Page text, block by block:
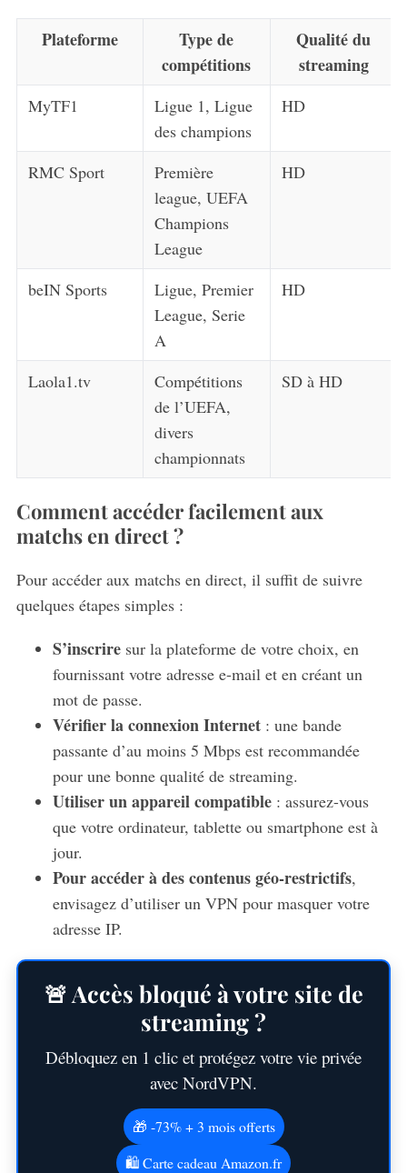
Plateforme
Type de
compétitions
Qualité du
streaming
MyTF1
Ligue 1, Ligue
des champions
HD
RMC Sport
Première
league, UEFA
Champions
League
HD
beIN Sports
Ligue, Premier
League, Serie
A
HD
Laola1.tv
Compétitions
de l’UEFA,
divers
championnats
SD à HD
Comment accéder facilement aux
matchs en direct ?
Pour accéder aux matchs en direct, il suffit de suivre
quelques étapes simples :
S’inscriresur la plateforme de votre choix, en
fournissant votre adresse e-mail et en créant un
mot de passe.
Vérifier la connexion Internet: une bande
passante d’au moins 5 Mbps est recommandée
pour une bonne qualité de streaming.
Utiliser un appareil compatible: assurez-vous
que votre ordinateur, tablette ou smartphone est à
jour.
Pour accéder à des contenus géo-restrictifs,
envisagez d’utiliser un VPN pour masquer votre
adresse IP.
🚨 Accès bloqué à votre site de
streaming ?
Débloquez en 1 clic et protégez votre vie privée
avec NordVPN.
🎁 -73% + 3 mois offerts
🛍️ Carte cadeau Amazon.fr